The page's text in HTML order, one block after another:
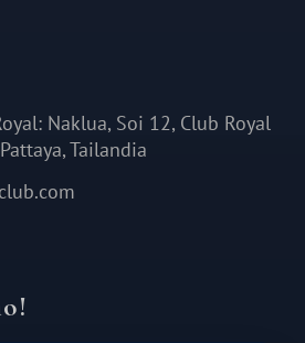
Naklua, Soi 12, Club Royal
Tailandia